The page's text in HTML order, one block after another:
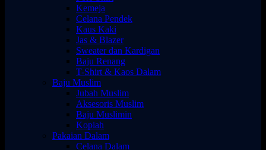
Kemeja
Celana Pendek
Kaus Kaki
Jas & Blazer
Sweater dan Kardigan
Baju Renang
T-Shirt & Kaos Dalam
Baju Muslim
Jubah Muslim
Aksesoris Muslim
Baju Muslimin
Kopiah
Pakaian Dalam
Celana Dalam